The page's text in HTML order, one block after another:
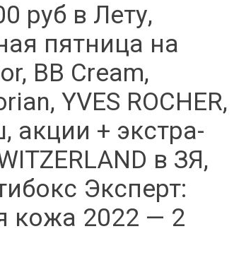
руб в Лету,
пятница на
BB Cream,
YVES ROCHER,
акции + экстра-
в ЗЯ,
Эксперт:
кожа 2022 — 2